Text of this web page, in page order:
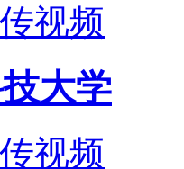
传视频
大学
传视频